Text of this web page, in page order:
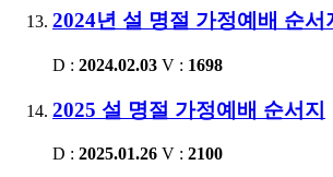
2024년 설 명절 가정예배 순서
D : 2024.02.03 V : 1698
2025 설 명절 가정예배 순서지
D : 2025.01.26 V : 2100